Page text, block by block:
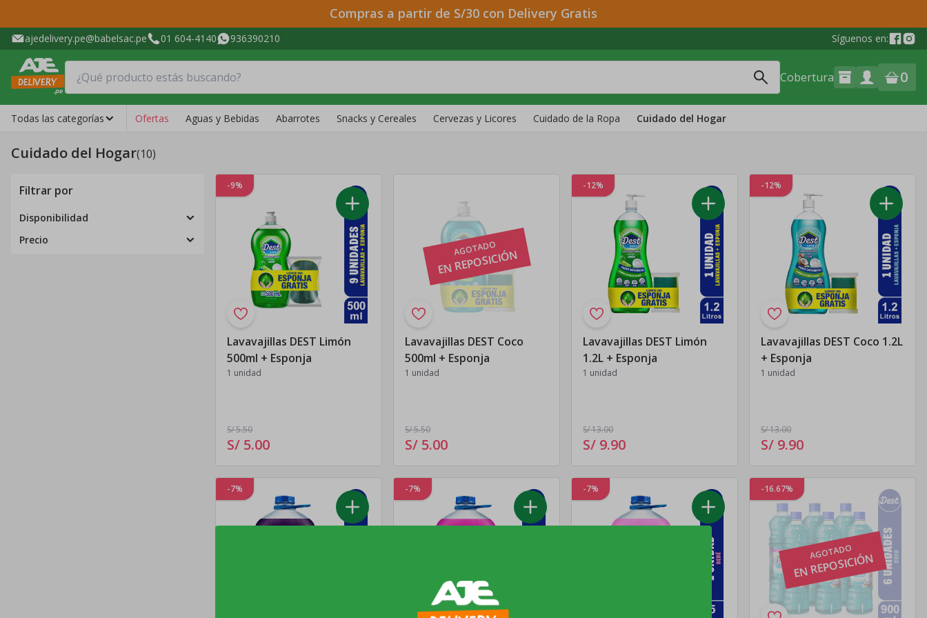
Compras a partir de S/30 con Delivery Gratis
ajedelivery.pe@babelsac.pe 01 604-4140 936390210 Síguenos en:
Cobertura 0
Todas las categorías Ofertas Aguas y Bebidas Abarrotes Snacks y Cereales Cervezas y Licores Cuidado de la Ropa Cuidado del Hogar
Cuidado del Hogar(10)
Filtrar por
Disponibilidad
Precio
-9%
Lavavajillas DEST Limón
500ml + Esponja
1 unidad
S/ 5.50
S/ 5.00
AGOTADO
EN REPOSICIÓN
Lavavajillas DEST Coco
500ml + Esponja
1 unidad
S/ 5.50
S/ 5.00
-12%
Lavavajillas DEST Limón
1.2L + Esponja
1 unidad
S/ 13.00
S/ 9.90
-12%
Lavavajillas DEST Coco 1.2L
+ Esponja
1 unidad
S/ 13.00
S/ 9.90
-7% -7% -7%
AGOTADO
EN REPOSICIÓN
-16.67%